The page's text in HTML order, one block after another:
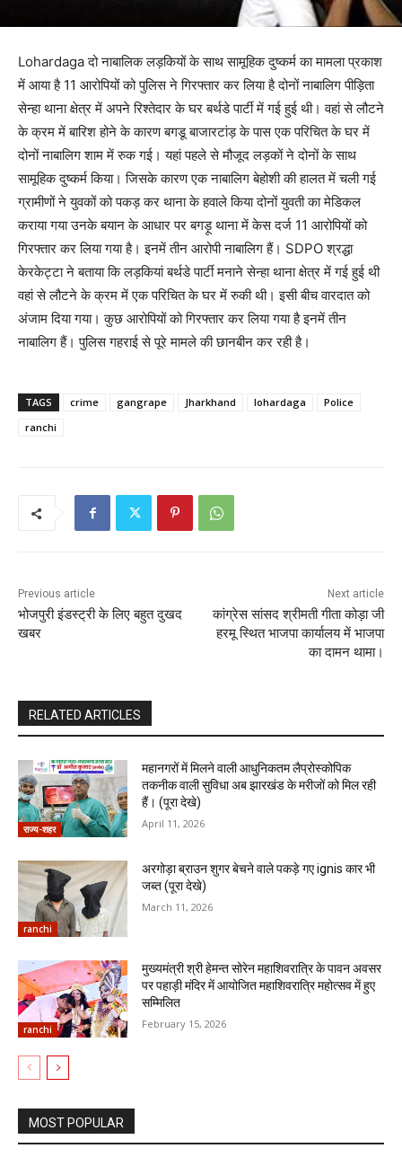
Lohardaga दो नाबालिक लड़कियों के साथ सामूहिक दुष्कर्म का मामला प्रकाश
में आया है 11 आरोपियों को पुलिस ने गिरफ्तार कर लिया है दोनों नाबालिग पीड़िता
सेन्हा थाना क्षेत्र में अपने रिश्तेदार के घर बर्थडे पार्टी में गई हुई थी। वहां से लौटने
के क्रम में बारिश होने के कारण बगडू बाजारटांड़ के पास एक परिचित के घर में
दोनों नाबालिग शाम में रुक गई। यहां पहले से मौजूद लड़कों ने दोनों के साथ
सामूहिक दुष्कर्म किया। जिसके कारण एक नाबालिग बेहोशी की हालत में चली गई
ग्रामीणों ने युवकों को पकड़ कर थाना के हवाले किया दोनों युवती का मेडिकल
कराया गया उनके बयान के आधार पर बगड़ू थाना में केस दर्ज 11 आरोपियों को
गिरफ्तार कर लिया गया है। इनमें तीन आरोपी नाबालिग हैं। SDPO श्रद्धा
केरकेट्टा ने बताया कि लड़कियां बर्थडे पार्टी मनाने सेन्हा थाना क्षेत्र में गई हुई थी
वहां से लौटने के क्रम में एक परिचित के घर में रुकी थी। इसी बीच वारदात को
अंजाम दिया गया। कुछ आरोपियों को गिरफ्तार कर लिया गया है इनमें तीन
नाबालिग हैं। पुलिस गहराई से पूरे मामले की छानबीन कर रही है।
TAGS crime gangrape Jharkhand lohardaga
Police
ranchi
Previous article
भोजपुरी इंडस्ट्री के लिए बहुत दुखद
खबर
Next article
कांग्रेस सांसद श्रीमती गीता कोड़ा जी
हरमू स्थित भाजपा कार्यालय में भाजपा
का दामन थामा।
RELATED ARTICLES
राज्य-शहर
महानगरों में मिलने वाली आधुनिकतम लैप्रोस्कोपिक
तकनीक वाली सुविधा अब झारखंड के मरीजों को मिल रही
हैं। (पूरा देखे)
April 11, 2026
ranchi
अरगोड़ा ब्राउन शुगर बेचने वाले पकड़े गए ignis कार भी
जब्त (पूरा देखे)
March 11, 2026
ranchi
मुख्यमंत्री श्री हेमन्त सोरेन महाशिवरात्रि के पावन अवसर
पर पहाड़ी मंदिर में आयोजित महाशिवरात्रि महोत्सव में हुए
सम्मिलित
February 15, 2026
MOST POPULAR